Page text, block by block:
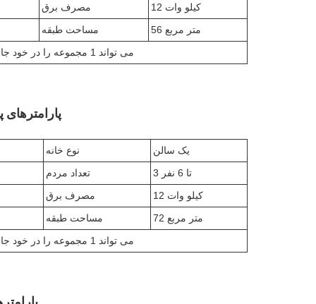
مصرف برق
12 کیلو وات
مساحت طبقه
56 متر مربع
1 کانتینر حمل و نقل 40HQ می تواند 1 مجموعه را در خود جای دهد
پارامترهای
نوع خانه
یک سالن
تعداد مردم
3 تا 6 نفر
مصرف برق
12 کیلو وات
مساحت طبقه
72 متر مربع
1 کانتینر حمل و نقل 40HQ می تواند 1 مجموعه را در خود جای دهد